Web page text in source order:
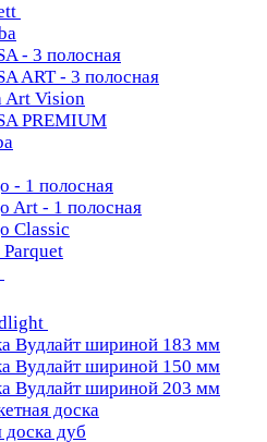
- 3 полосная
ART - 3 полосная
Art Vision
PREMIUM
- 1 полосная
Art - 1 полосная
Classiс
Вудлайт шириной 183 мм
Вудлайт шириной 150 мм
Вудлайт шириной 203 мм
доска
доска дуб